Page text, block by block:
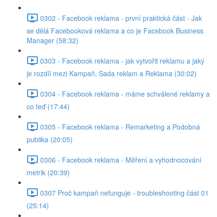
0302 - Facebook reklama - první praktická část - Jak
se dělá Facebooková reklama a co je Facebook Business
Manager (58:32)
0303 - Facebook reklama - jak vytvořit reklamu a jaký
je rozdíl mezi Kampaň, Sada reklam a Reklama (30:02)
0304 - Facebook reklama - máme schválené reklamy a
co teď (17:44)
0305 - Facebook reklama - Remarketing a Podobná
publika (20:05)
0306 - Facebook reklama - Měření a vyhodnocování
metrik (20:39)
0307 Proč kampaň nefunguje - troubleshooting část 01
(25:14)